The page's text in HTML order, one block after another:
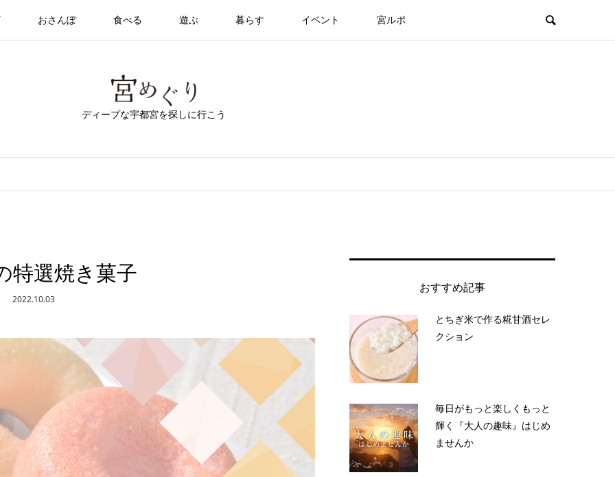
おさんぽ 食べる 遊ぶ 暮らす イベント 宮ルポ
ディープな宇都宮を探しに行こう
特選焼き菓子
2022.10.03
おすすめ記事
とちぎ米で作る糀甘酒セレ
クション
毎日がもっと楽しくもっと
輝く『大人の趣味』はじめ
ませんか